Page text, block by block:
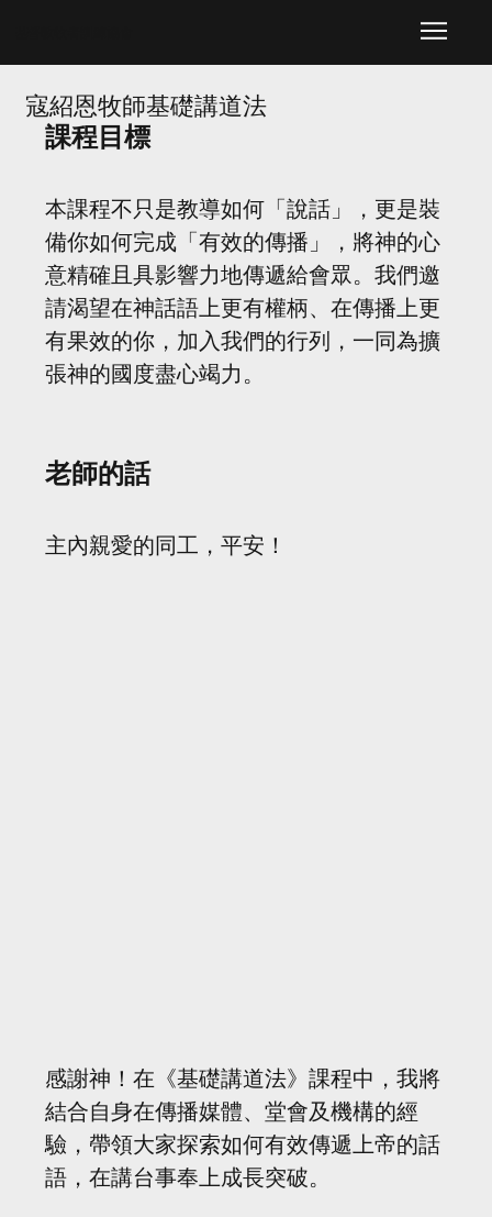
寇紹恩牧師基礎講道法
課程目標
本課程不只是教導如何「說話」，更是裝
備你如何完成「有效的傳播」，將神的心
意精確且具影響力地傳遞給會眾。我們邀
請渴望在神話語上更有權柄、在傳播上更
有果效的你，加入我們的行列，一同為擴
張神的國度盡心竭力。
老師的話
主內親愛的同工，平安！
感謝神！在《基礎講道法》課程中，我將
結合自身在傳播媒體、堂會及機構的經
驗，帶領大家探索如何有效傳遞上帝的話
語，在講台事奉上成長突破。